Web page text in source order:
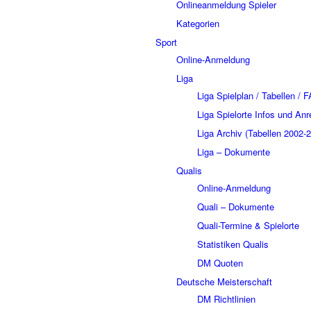
Onlineanmeldung Spieler
Kategorien
Sport
Online-Anmeldung
Liga
Liga Spielplan / Tabellen /
Liga Spielorte Infos und
Liga Archiv (Tabellen 2002-
Liga – Dokumente
Qualis
Online-Anmeldung
Quali – Dokumente
Quali-Termine & Spielorte
Statistiken Qualis
DM Quoten
Deutsche Meisterschaft
DM Richtlinien